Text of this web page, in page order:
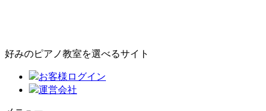
好みのピアノ教室を選べるサイト
お客様ログイン
運営会社